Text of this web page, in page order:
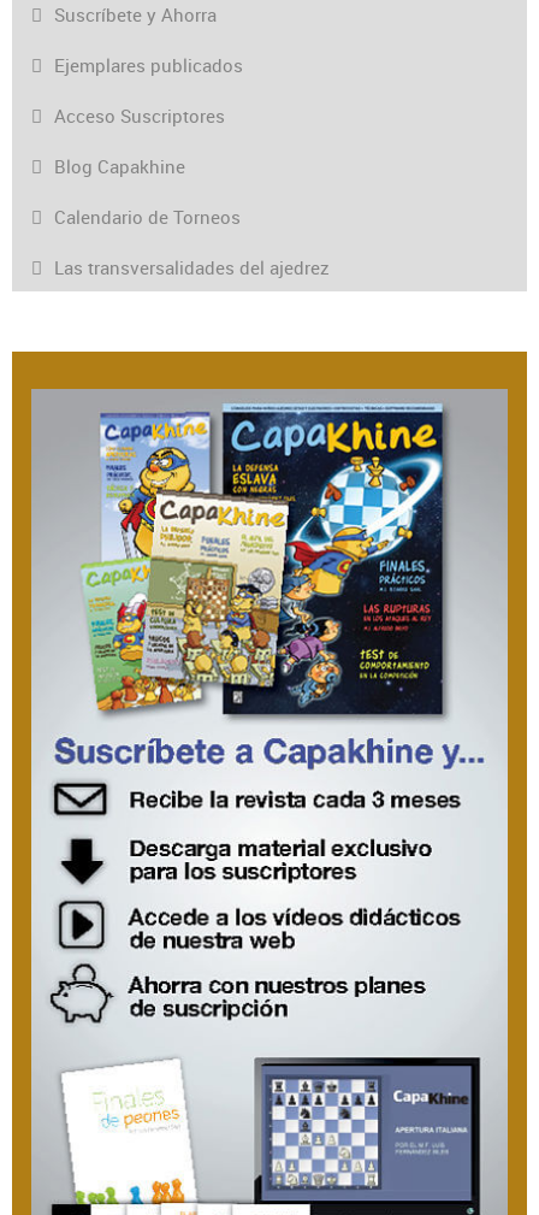
Suscríbete y Ahorra
Ejemplares publicados
Acceso Suscriptores
Blog Capakhine
Calendario de Torneos
Las transversalidades del ajedrez